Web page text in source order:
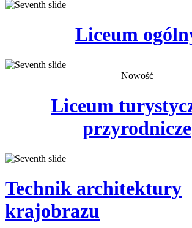
Liceum
Nowość
Liceum
przyrodnicze
Technik architektury
krajobrazu